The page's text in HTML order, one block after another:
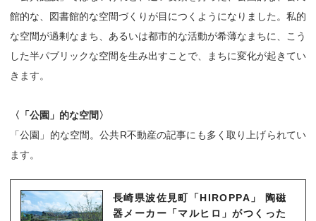
館的な、図書館的な空間づくりが目につくようになりました。私的
な空間が過剰なまち、あるいは都市的な活動が希薄なまちに、こう
した半パブリックな空間を生み出すことで、まちに変化が起きてい
きます。
〈「公園」的な空間〉
「公園」的な空間。公共R不動産の記事にも多く取り上げられてい
ます。
長崎県波佐見町「HIROPPA」 陶磁
器メーカー「マルヒロ」がつくった